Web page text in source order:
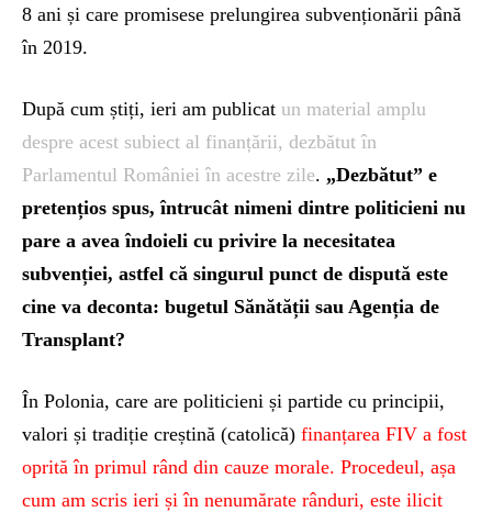
8 ani și care promisese prelungirea subvenționării până
în 2019.
După cum știți, ieri am publicat un material amplu
despre acest subiect al finanțării, dezbătut în
Parlamentul României în acestre zile. „Dezbătut” e
pretențios spus, întrucât nimeni dintre politicieni nu
pare a avea îndoieli cu privire la necesitatea
subvenției, astfel că singurul punct de dispută este
cine va deconta: bugetul Sănătății sau Agenția de
Transplant?
În Polonia, care are politicieni și partide cu principii,
valori și tradiție creștină (catolică) finanțarea FIV a fost
oprită în primul rând din cauze morale. Procedeul, așa
cum am scris ieri și în nenumărate rânduri, este ilicit